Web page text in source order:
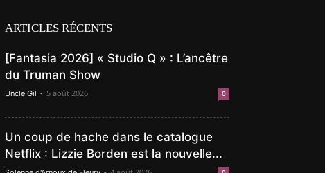
ARTICLES RÉCENTS
[Fantasia 2026] « Studio Q » : L’ancêtre
du Truman Show
Uncle Gil - 5 août 2026 0
Un coup de hache dans le catalogue
Netflix : Lizzie Borden est la nouvelle...